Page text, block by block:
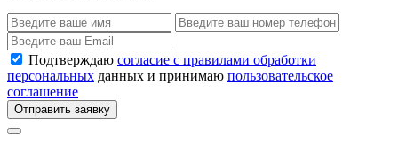
Подтверждаю согласие с правилами обработки
персональных данных и принимаю пользовательское
соглашение
Отправить заявку